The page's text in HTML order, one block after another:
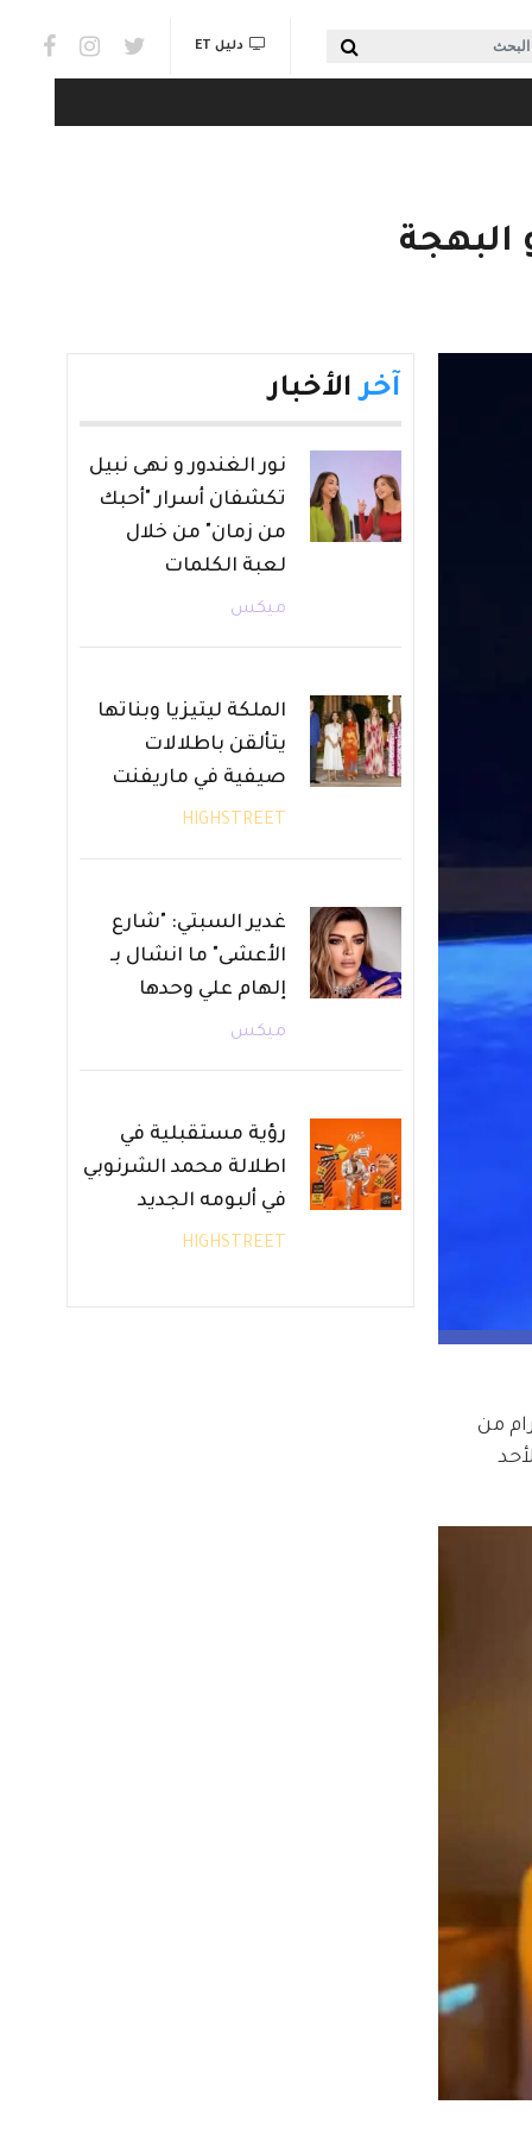
البحث links & Watch
دليل ET
من
آخر الأخبار
نور الغندور و نهى نبيل
تكشفان أسرار "أحبك
من زمان" من خلال
لعبة الكلمات
ميكس
الملكة ليتيزيا وبناتها
يتألقن باطلالات
صيفية في ماريفنت
HIGHSTREET
غدير السبتي: "شارع
الأعشى" ما انشال بـ
إلهام علي وحدها
ميكس
رؤية مستقبلية في
اطلالة محمد الشرنوبي
في ألبومه الجديد
HIGHSTREET